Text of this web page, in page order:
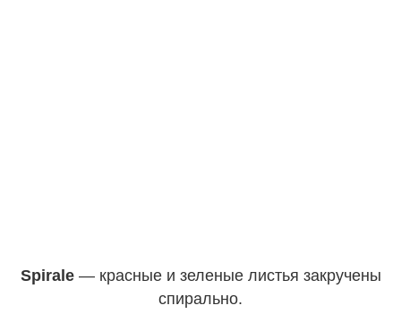
Spirale— красные и зеленые листья закручены
спирально.